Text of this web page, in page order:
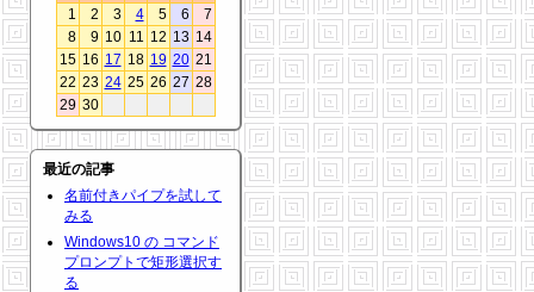
1
2 3 4 5 6
7
8
9 10 11 12 13 14
15 16 17 18 19 20 21
22 23 24 25 26 27 28
29 30
最近の記事
名前付きパイプを試して
みる
Windows10 の コマンド
プロンプトで矩形選択す
る